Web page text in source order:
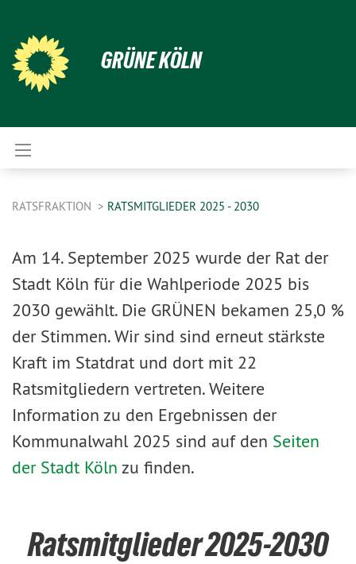
GRÜNE KÖLN
RATSFRAKTION RATSMITGLIEDER 2025 - 2030
Am 14. September 2025 wurde der Rat der
Stadt Köln für die Wahlperiode 2025 bis
2030 gewählt. Die GRÜNEN bekamen 25,0 %
der Stimmen. Wir sind sind erneut stärkste
Kraft im Statdrat und dort mit 22
Ratsmitgliedern vertreten. Weitere
Information zu den Ergebnissen der
Kommunalwahl 2025 sind auf den Seiten
der Stadt Köln zu finden.
Ratsmitglieder 2025-2030